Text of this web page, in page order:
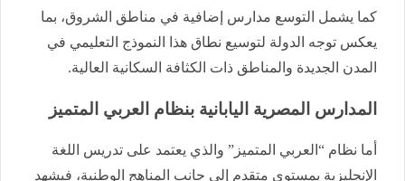
كما يشمل التوسع مدارس إضافية في مناطق الشروق، بما
يعكس توجه الدولة لتوسيع نطاق هذا النموذج التعليمي في
المدن الجديدة والمناطق ذات الكثافة السكانية العالية.
المدارس المصرية اليابانية بنظام العربي المتميز
أما نظام “العربي المتميز” والذي يعتمد على تدريس اللغة
الإنجليزية بمستوى متقدم إلى جانب المناهج الوطنية، فيشهد